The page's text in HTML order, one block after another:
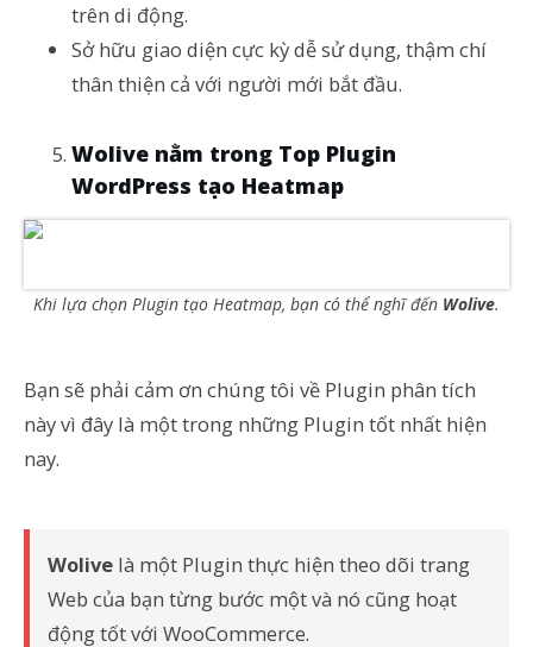
trên di động.
Sở hữu giao diện cực kỳ dễ sử dụng, thậm chí
thân thiện cả với người mới bắt đầu.
Wolive nằm trong Top Plugin
WordPress tạo Heatmap
Khi lựa chọn Plugin tạo Heatmap, bạn có thể nghĩ đến Wolive.
Bạn sẽ phải cảm ơn chúng tôi về Plugin phân tích
này vì đây là một trong những Plugin tốt nhất hiện
nay.
Wolive là một Plugin thực hiện theo dõi trang
Web của bạn từng bước một và nó cũng hoạt
động tốt với WooCommerce.